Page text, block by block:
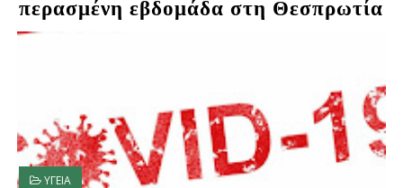
περασμένη εβδομάδα στη Θεσπρωτία
ΥΓΕΙΑ